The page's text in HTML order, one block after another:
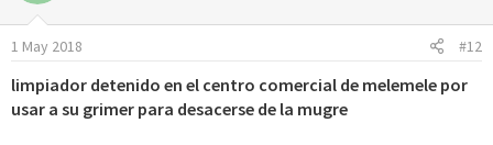
o
n
s
:
1 May 2018 #12
limpiador detenido en el centro comercial de melemele por
usar a su grimer para desacerse de la mugre